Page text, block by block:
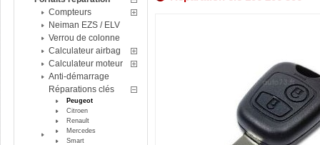
Compteurs
Neiman EZS / ELV
Verrou de colonne
Calculateur airbag
Calculateur moteur
Anti-démarrage
Réparations clés
Peugeot
Citroen
Renault
Mercedes
Smart